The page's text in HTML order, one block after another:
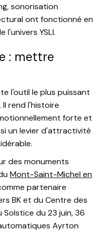
sonorisation
ont fonctionné en
l'univers YSLl.
: mettre
l'outil le plus puissant
rend l'histoire
forte et
un levier d'attractivité
des monuments
Mont-Saint-Michel en
partenaire
BK et du Centre des
du 23 juin, 36
Ayrton